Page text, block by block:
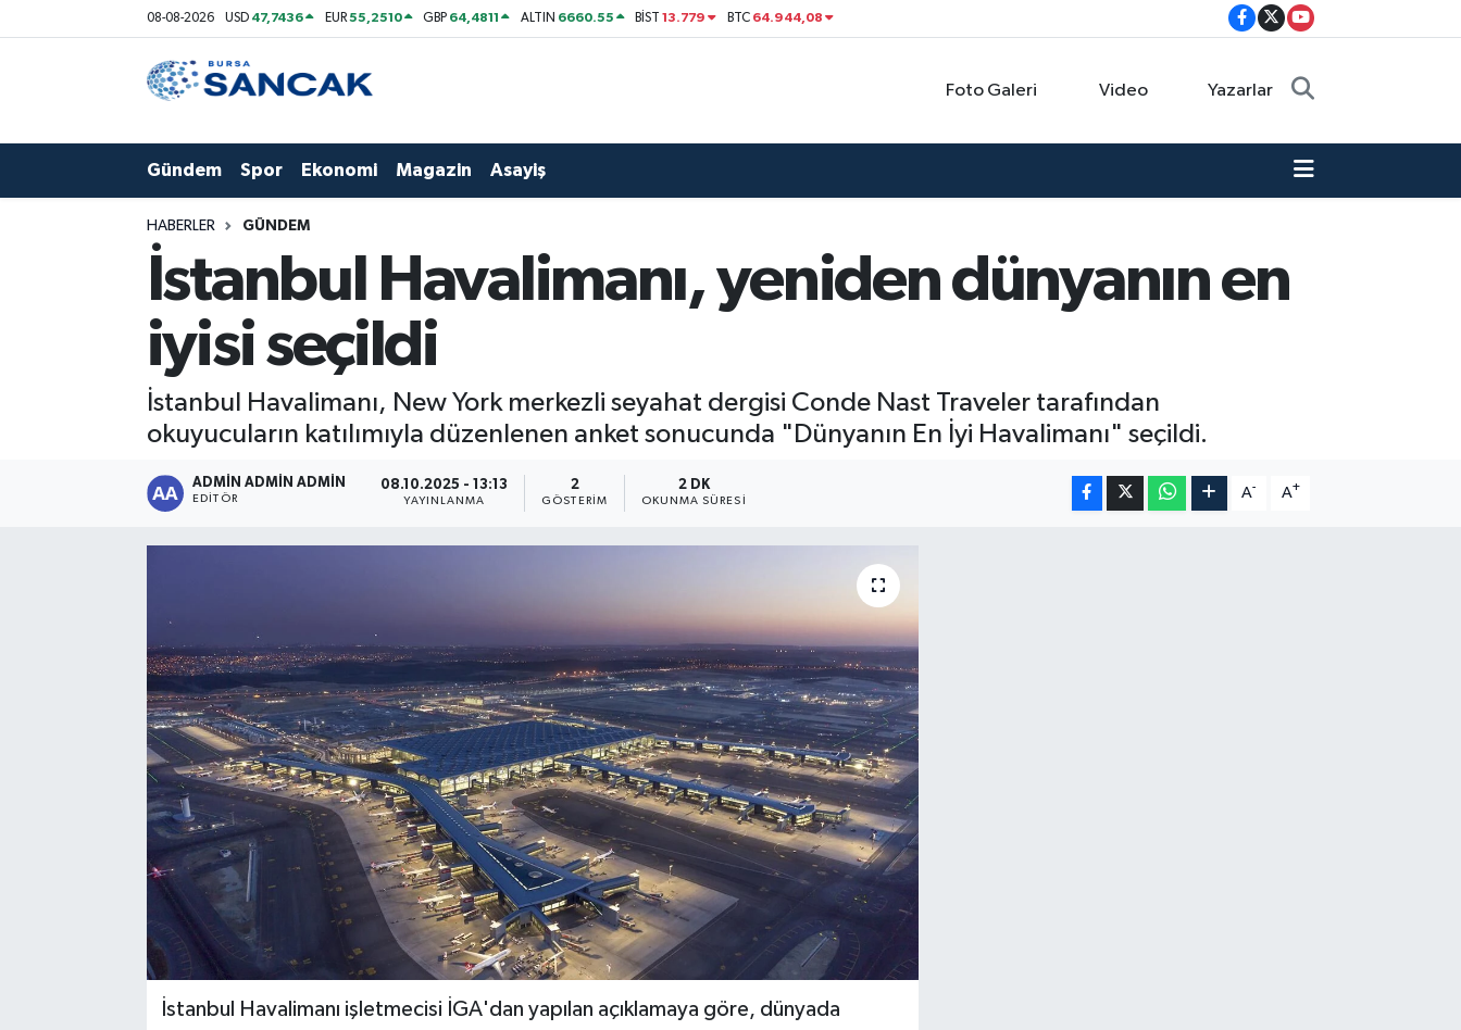
08-08-2026 USD 47,7436 EUR55,2510 GBP 64,4811 ALTIN 6660.55 BİST13.779 BTC 64.944,08
Foto Galeri Video Yazarlar
Gündem Spor Ekonomi Magazin Asayiş
HABERLER GÜNDEM
İstanbul Havalimanı, yeniden dünyanın en
iyisi seçildi
İstanbul Havalimanı, New York merkezli seyahat dergisi Conde Nast Traveler tarafından
okuyucuların katılımıyla düzenlenen anket sonucunda "Dünyanın En İyi Havalimanı" seçildi.
ADMİN ADMİN ADMİN
EDITÖR
08.10.2025 - 13:13
YAYINLANMA
2
GÖSTERIM
2 DK
OKUNMA SÜRESI
A- A+
İstanbul Havalimanı işletmecisi İGA'dan yapılan açıklamaya göre, dünyada
Hava Durumu
Tüm Manşetler
Son Dakika Haberleri